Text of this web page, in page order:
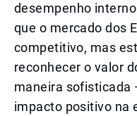
desempenho
que o mercado dos
competitivo, mas
reconhecer o valor
maneira sofisticada
impacto positivo na